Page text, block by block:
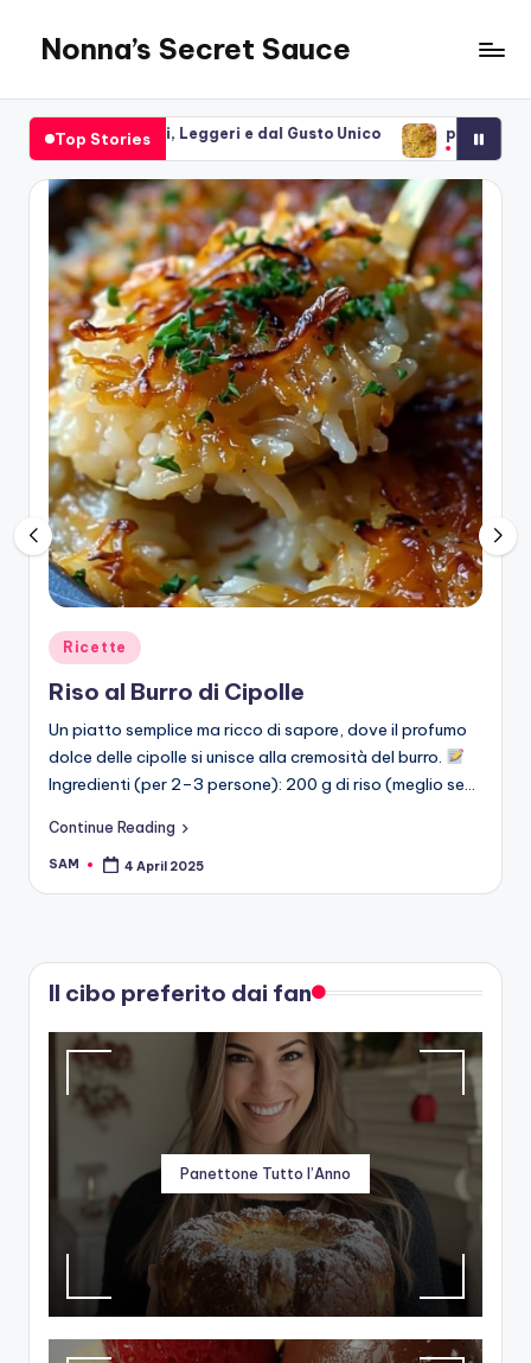
content
Nonna’s Secret Sauce
Top Stories
e dal Gusto Unico purè croccante di patate
Posted
in
Ricette
Riso al Burro di Cipolle
Un piatto semplice ma ricco di sapore, dove il profumo
dolce delle cipolle si unisce alla cremosità del burro.
Ingredienti (per 2–3 persone): 200 g di riso (meglio se…
Continue Reading
Posted
SAM 4 April 2025
Il cibo preferito dai fan
Panettone Tutto l’Anno